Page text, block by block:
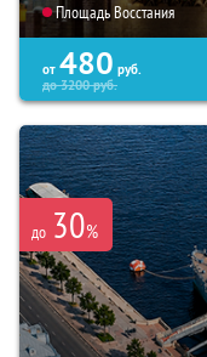
Площадь Восстания
от 480 руб.
до3200руб.
до 30%